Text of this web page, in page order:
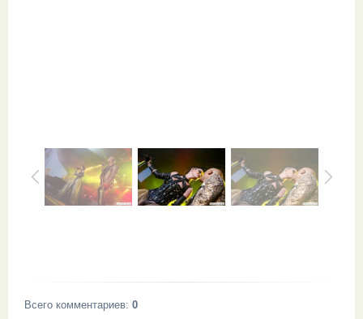
Всего комментариев: 0